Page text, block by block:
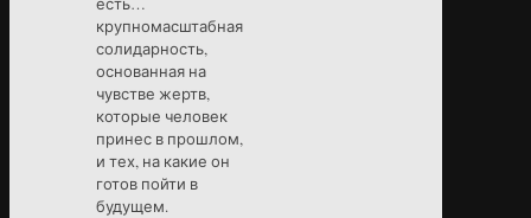
крупномасштабная
солидарность,
основанная на
чувстве жертв,
которые человек
принес в прошлом,
и тех, на какие он
готов пойти в
будущем.